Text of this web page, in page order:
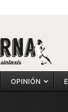
OPINIÓN